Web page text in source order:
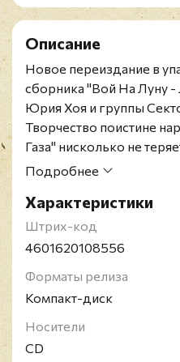
Описание
Новое переиздание в
сборника "Вой На Луну
Юрия Хоя и группы
Творчество поистине
Газа" нисколько не
спустя 15 лет с момента
музыка по-прежнему
силой, а сама группа
В данное издание
неизданные треки. В
луну", подарившая
являющаяся уникальной
неизданных песен Хоя.
Подробнее
Характеристики
Штрих-код
4601620108556
Форматы релиза
Компакт-диск
Носители
CD